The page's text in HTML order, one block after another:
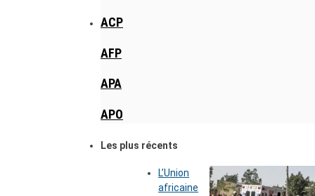
ACP
AFP
APA
APO
Les plus récents
L’Union
africaine